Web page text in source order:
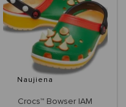
Naujiena
Crocs™ Bowser IAM